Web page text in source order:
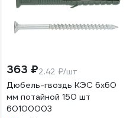
363 ₽2.42 ₽/шт
Дюбель-гвоздь КЭС 6x60
мм потайной 150 шт
60100003